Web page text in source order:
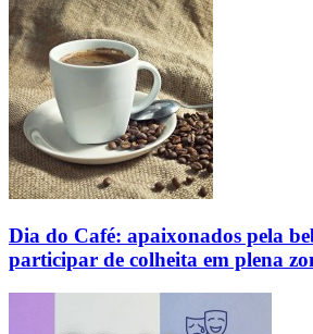
Dia do Café: apaixonados pela
participar de colheita em plena